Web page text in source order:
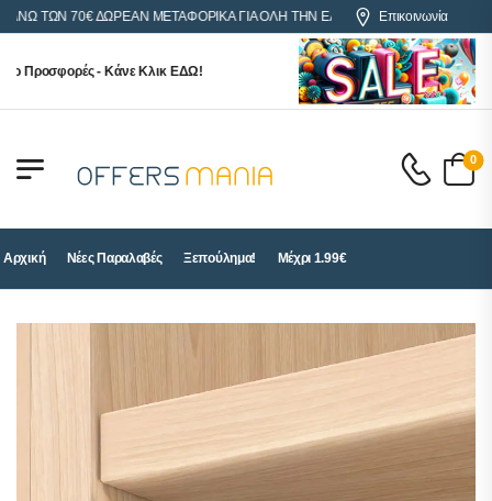
70€ ΔΩΡΕΑΝ ΜΕΤΑΦΟΡΙΚΑ ΓΙΑ ΟΛΗ ΤΗΝ ΕΛΛΑΔΑ Επικοινωνία
- Κάνε Κλικ ΕΔΩ!
0
Αρχική Νέες Παραλαβές Ξεπούλημα! Μέχρι 1.99€